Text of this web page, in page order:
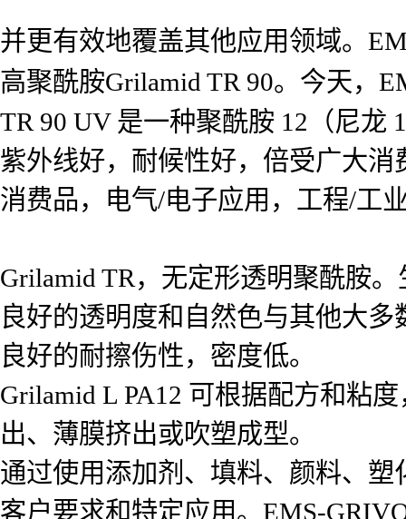
并更有效地覆盖其他应用领域。
高聚酰胺Grilamid TR 90。今天，
TR 90 UV 是一种聚酰胺 12（尼龙
紫外线好，耐候性好，倍受广大消
消费品，电气/电子应用，工程/工
Grilamid TR，无定形透明聚酰胺
良好的透明度和自然色与其他大
良好的耐擦伤性，密度低。
Grilamid L PA12 可根据配方和粘
出、薄膜挤出或吹塑成型。
通过使用添加剂、填料、颜料、
客户要求和特定应用。EMS-